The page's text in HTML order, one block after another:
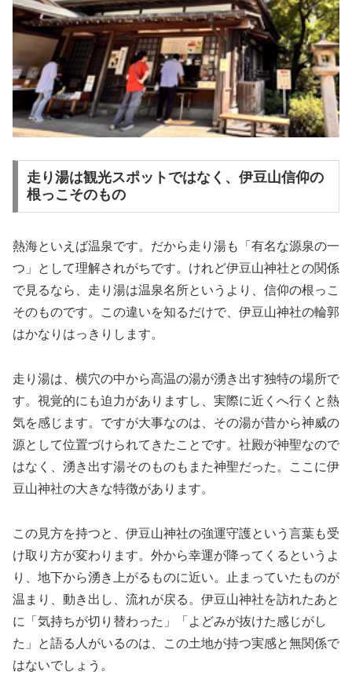
走り湯は観光スポットではなく、伊豆山信仰の
根っこそのもの
熱海といえば温泉です。だから走り湯も「有名な源泉の一
つ」として理解されがちです。けれど伊豆山神社との関係
で見るなら、走り湯は温泉名所というより、信仰の根っこ
そのものです。この違いを知るだけで、伊豆山神社の輪郭
はかなりはっきりします。
走り湯は、横穴の中から高温の湯が湧き出す独特の場所で
す。視覚的にも迫力がありますし、実際に近くへ行くと熱
気を感じます。ですが大事なのは、その湯が昔から神威の
源として位置づけられてきたことです。社殿が神聖なので
はなく、湧き出す湯そのものもまた神聖だった。ここに伊
豆山神社の大きな特徴があります。
この見方を持つと、伊豆山神社の強運守護という言葉も受
け取り方が変わります。外から幸運が降ってくるというよ
り、地下から湧き上がるものに近い。止まっていたものが
温まり、動き出し、流れが戻る。伊豆山神社を訪れたあと
に「気持ちが切り替わった」「よどみが抜けた感じがし
た」と語る人がいるのは、この土地が持つ実感と無関係で
はないでしょう。